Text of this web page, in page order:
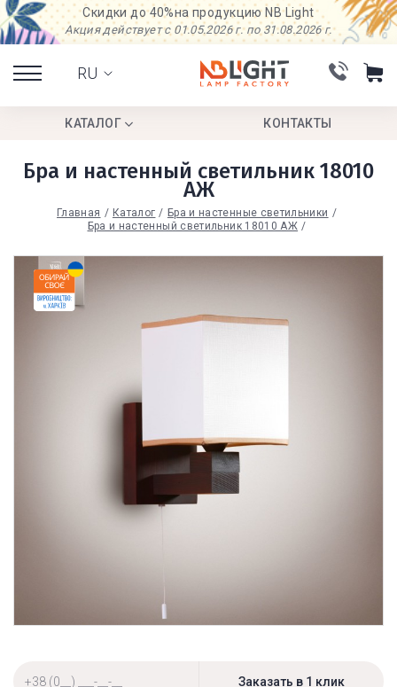
Скидки до 40%на продукцию NB Light
Акция действует с 01.05.2026 г. по 31.08.2026 г.
RU
КАТАЛОГ КОНТАКТЫ
Бра и настенный светильник 18010
АЖ
Главная Каталог
Бра и настенные светильники
Бра и настенный светильник 18010 АЖ